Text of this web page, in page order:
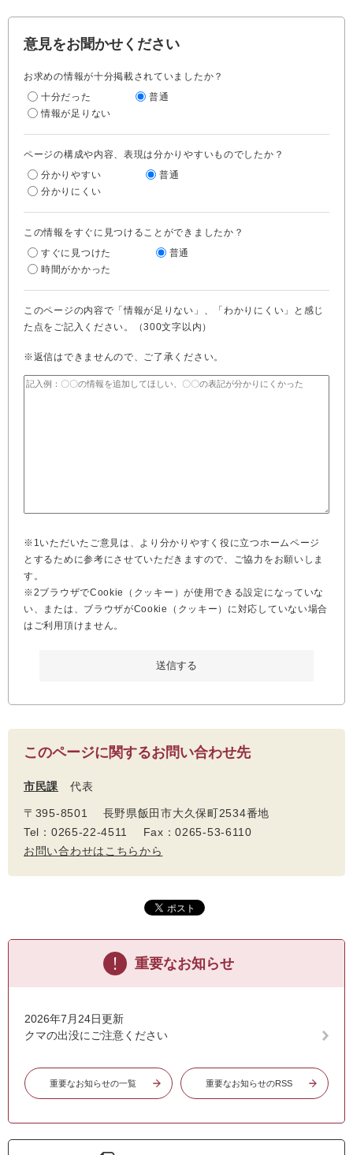
意見をお聞かせください
お求めの情報が十分掲載されていましたか？
十分だった
普通
情報が足りない
ページの構成や内容、表現は分かりやすいものでしたか？
分かりやすい
普通
分かりにくい
この情報をすぐに見つけることができましたか？
すぐに見つけた
普通
時間がかかった
このページの内容で「情報が足りない」、「わかりにくい」と感じ
た点をご記入ください。（300文字以内）
※返信はできませんので、ご了承ください。
※1いただいたご意見は、より分かりやすく役に立つホームページ
とするために参考にさせていただきますので、ご協力をお願いしま
す。
※2ブラウザでCookie（クッキー）が使用できる設定になっていな
い、または、ブラウザがCookie（クッキー）に対応していない場合
はご利用頂けません。
このページに関するお問い合わせ先
市民課 代表
〒395-8501 長野県飯田市大久保町2534番地
Tel：0265-22-4511 Fax：0265-53-6110
お問い合わせはこちらから
重要なお知らせ
2026年7月24日更新
クマの出没にご注意ください
重要なお知らせの一覧 重要なお知らせのRSS